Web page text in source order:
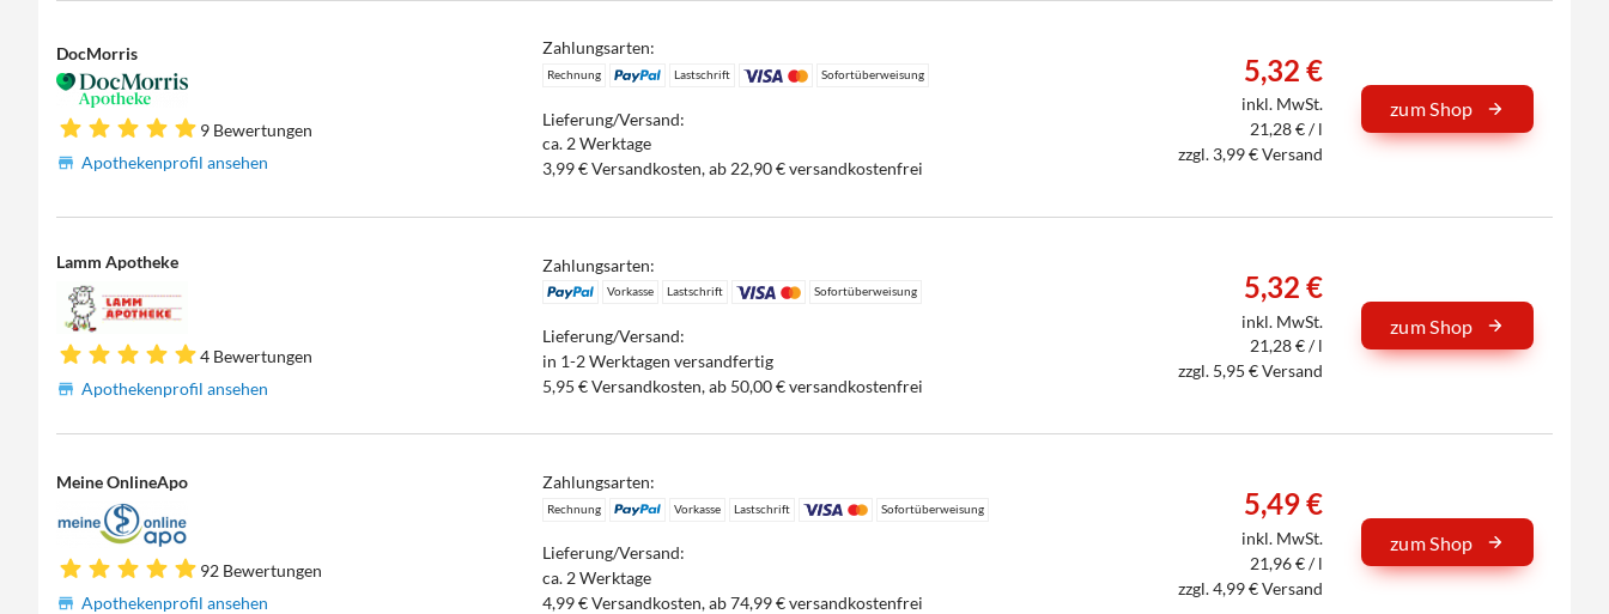
DocMorris
9 Bewertungen
Apothekenprofil ansehen
Zahlungsarten:
Rechnung Lastschrift Sofortüberweisung
Lieferung/Versand:
ca. 2 Werktage
3,99 € Versandkosten, ab 22,90 € versandkostenfrei
5,32 €
inkl. MwSt.
21,28 € / l
zzgl. 3,99 € Versand
zum Shop
Lamm Apotheke
4 Bewertungen
Apothekenprofil ansehen
Zahlungsarten:
Vorkasse Lastschrift Sofortüberweisung
Lieferung/Versand:
in 1-2 Werktagen versandfertig
5,95 € Versandkosten, ab 50,00 € versandkostenfrei
5,32 €
inkl. MwSt.
21,28 € / l
zzgl. 5,95 € Versand
zum Shop
Meine OnlineApo
92 Bewertungen
Apothekenprofil ansehen
Zahlungsarten:
Rechnung Vorkasse Lastschrift Sofortüberweisung
Lieferung/Versand:
ca. 2 Werktage
4,99 € Versandkosten, ab 74,99 € versandkostenfrei
5,49 €
inkl. MwSt.
21,96 € / l
zzgl. 4,99 € Versand
zum Shop